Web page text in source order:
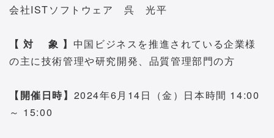
会社ISTソフトウェア 呉 光平
【 対 象 】 中国ビジネスを推進されている企業様
の主に技術管理や研究開発、品質管理部門の方
【開催日時】 2024年6月14日（金）日本時間 14:00
～ 15:00